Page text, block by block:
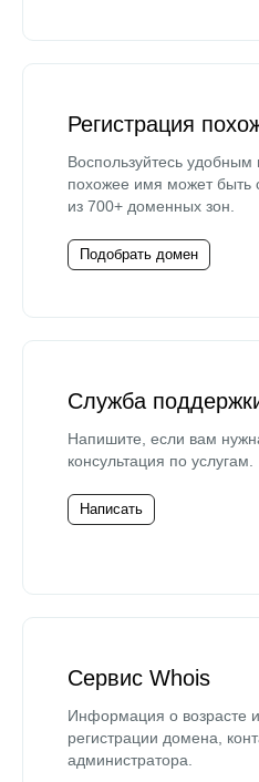
Регистрация
Воспользуйтесь
похожее имя может быть
из 700+ доменных зон.
Подобрать домен
Служба
Напишите, если вам
консультация по услугам.
Написать
Сервис Whois
Информация о возрасте
регистрации домена,
администратора.